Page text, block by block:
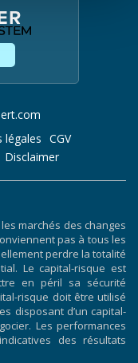
légales CGV
Disclaimer
marchés des changes
pas à tous les
perdre la totalité
Le capital-risque est
en péril sa sécurité
risque doit être utilisé
disposant d’un capital-
Les performances
des résultats